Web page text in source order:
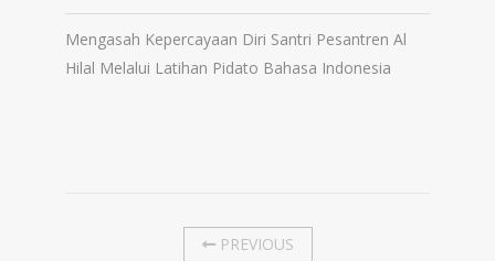
Mengasah Kepercayaan Diri Santri Pesantren Al
Hilal Melalui Latihan Pidato Bahasa Indonesia
PREVIOUS